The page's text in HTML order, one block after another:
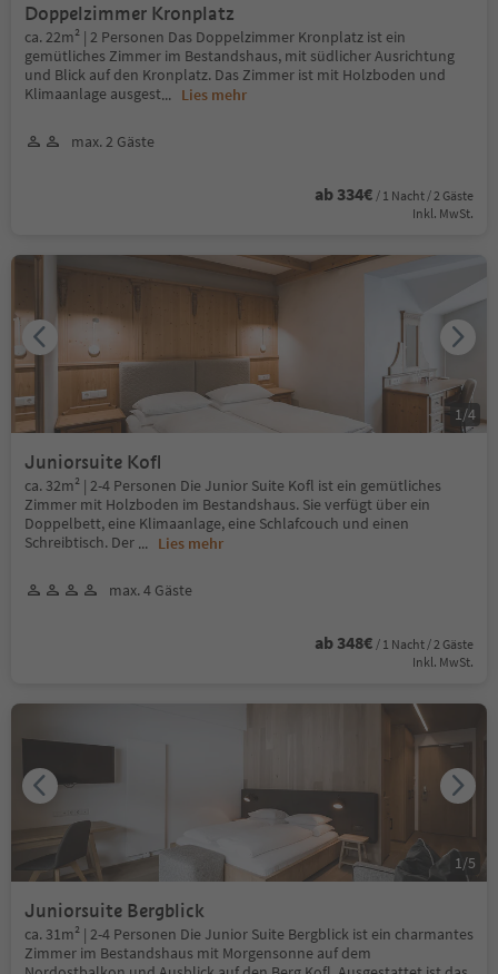
Doppelzimmer Kronplatz
ca. 22m² | 2 Personen Das Doppelzimmer Kronplatz ist ein
gemütliches Zimmer im Bestandshaus, mit südlicher Ausrichtung
und Blick auf den Kronplatz. Das Zimmer ist mit Holzboden und
Klimaanlage ausgest... Lies mehr
max. 2 Gäste
ab 334€ / 1 Nacht / 2 Gäste
Inkl. MwSt.
Juniorsuite Kofl
ca. 32m² | 2-4 Personen Die Junior Suite Kofl ist ein gemütliches
Zimmer mit Holzboden im Bestandshaus. Sie verfügt über ein
Doppelbett, eine Klimaanlage, eine Schlafcouch und einen
Schreibtisch. Der ... Lies mehr
max. 4 Gäste
ab 348€ / 1 Nacht / 2 Gäste
Inkl. MwSt.
1 /4
Juniorsuite Bergblick
ca. 31m² | 2-4 Personen Die Junior Suite Bergblick ist ein charmantes
Zimmer im Bestandshaus mit Morgensonne auf dem
1 /5